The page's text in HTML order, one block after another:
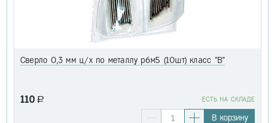
Сверло 0,3 мм ц/х по металлу р6м5 (10шт) класс "В"
110 a EСТЬ НА СКЛАДЕ
В корзину